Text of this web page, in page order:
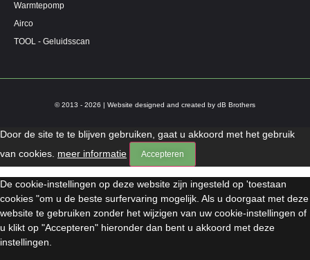
Warmtepomp
Airco
TOOL - Geluidsscan
© 2013 - 2026 | Website designed and created by dB Brothers
Door de site te te blijven gebruiken, gaat u akkoord met het gebruik
van cookies. meer informatie Accepteren
De cookie-instellingen op deze website zijn ingesteld op 'toestaan
cookies "om u de beste surfervaring mogelijk. Als u doorgaat met deze
website te gebruiken zonder het wijzigen van uw cookie-instellingen of
u klikt op "Accepteren" hieronder dan bent u akkoord met deze
instellingen.